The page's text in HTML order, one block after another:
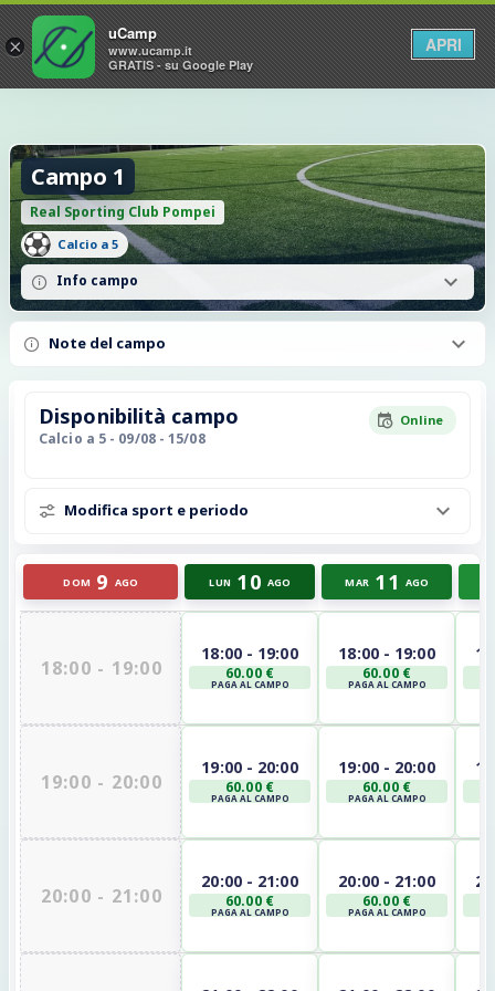
Campo 1
Real Sporting Club Pompei
Calcio a 5
Info campo
Note del campo
Disponibilità campo
Calcio a 5 - 09/08 - 15/08
Online
Modifica sport e periodo
DOM 9 AGO LUN 10 AGO MAR 11 AGO
18:00 - 19:00
18:00 - 19:00
60.00 €
PAGA AL CAMPO
18:00 - 19:00
60.00 €
PAGA AL CAMPO
19:00 - 20:00
19:00 - 20:00
60.00 €
PAGA AL CAMPO
19:00 - 20:00
60.00 €
PAGA AL CAMPO
20:00 - 21:00
20:00 - 21:00
60.00 €
PAGA AL CAMPO
20:00 - 21:00
60.00 €
PAGA AL CAMPO
×
uCamp
www.ucamp.it
GRATIS - su Google Play
APRI